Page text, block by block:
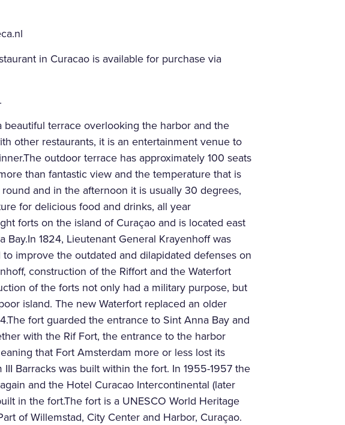
in Curacao is available for purchase via
beautiful terrace overlooking the harbor and the
other restaurants, it is an entertainment venue to
outdoor terrace has approximately 100 seats
than fantastic view and the temperature that is
and in the afternoon it is usually 30 degrees,
for delicious food and drinks, all year
forts on the island of Curaçao and is located east
Bay.In 1824, Lieutenant General Krayenhoff was
improve the outdated and dilapidated defenses on
construction of the Riffort and the Waterfort
of the forts not only had a military purpose, but
island. The new Waterfort replaced an older
fort guarded the entrance to Sint Anna Bay and
with the Rif Fort, the entrance to the harbor
that Fort Amsterdam more or less lost its
Barracks was built within the fort. In 1955-1957 the
and the Hotel Curacao Intercontinental (later
in the fort.The fort is a UNESCO World Heritage
of Willemstad, City Center and Harbor, Curaçao.